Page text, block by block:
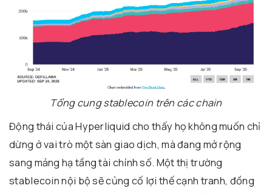
Tổng cung stablecoin trên các chain
Động thái của Hyperliquid cho thấy họ không muốn chỉ
dừng ở vai trò một sàn giao dịch, mà đang mở rộng
sang mảng hạ tầng tài chính số. Một thị trường
stablecoin nội bộ sẽ củng cố lợi thế cạnh tranh, đồng